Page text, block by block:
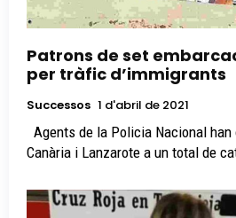
Patrons de set
per tràfic d’immigrants
Successos 1 d'abril de 2021
Canària i Lanzarote a un total de